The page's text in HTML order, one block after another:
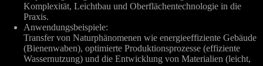
Komplexität, Leichtbau und Oberflächentechnologie in die
Praxis.
Anwendungsbeispiele:
Transfer von Naturphänomenen wie energieeffiziente Gebäude
(Bienenwaben), optimierte Produktionsprozesse (effiziente
Wassernutzung) und die Entwicklung von Materialien (leicht,